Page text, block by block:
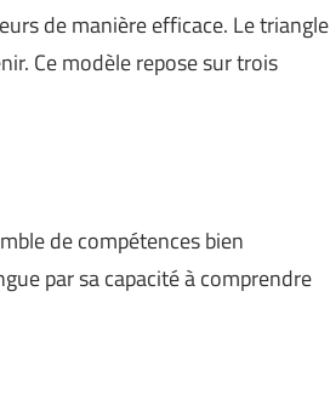
de manière efficace. Le triangle
Ce modèle repose sur trois
de compétences bien
par sa capacité à comprendre